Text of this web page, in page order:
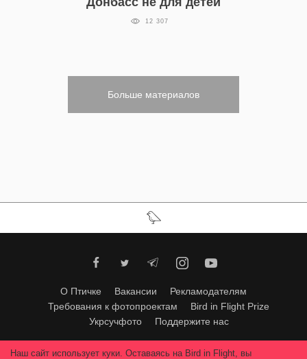
12 307
Больше материалов
О Птичке Вакансии
Рекламодателям
Требования к фотопроектам
Bird in Flight Prize
Укрсучфото
Поддержите нас
Любое использование материалов допускается только с согласия
Наш сайт использует куки. Оставаясь на Bird in Flight, вы